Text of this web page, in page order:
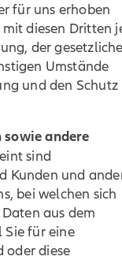
für uns erhoben
diesen Dritten
der
Umstände
und den Schutz
sowie andere
sind
Kunden und
bei welchen sich
aus dem
Sie für eine
oder diese